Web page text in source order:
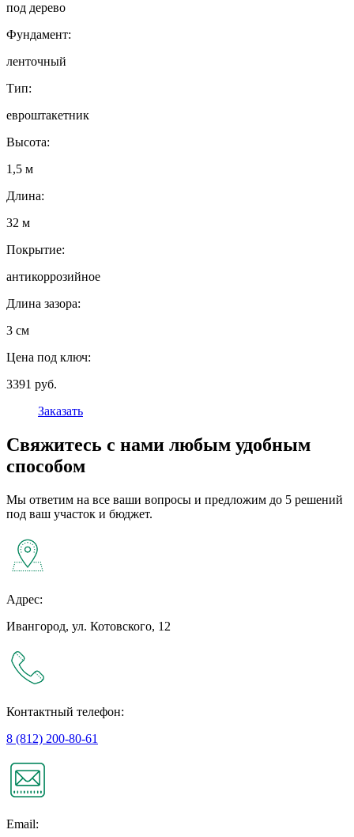
под дерево
Фундамент:
ленточный
Тип:
евроштакетник
Высота:
1,5 м
Длина:
32 м
Покрытие:
антикоррозийное
Длина зазора:
3 см
Цена под ключ:
3391 руб.
Заказать
Свяжитесь с нами любым удобным
способом
Мы ответим на все ваши вопросы и предложим до 5 решений
под ваш участок и бюджет.
Адрес:
Ивангород, ул. Котовского, 12
Контактный телефон:
8 (812) 200-80-61
Email: